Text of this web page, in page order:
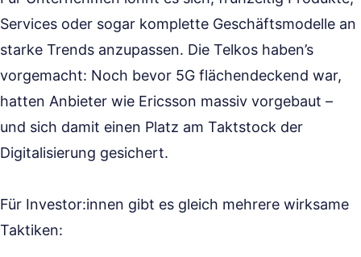
Services oder sogar komplette Geschäftsmodelle an
starke Trends anzupassen. Die Telkos haben’s
vorgemacht: Noch bevor 5G flächendeckend war,
hatten Anbieter wie Ericsson massiv vorgebaut –
und sich damit einen Platz am Taktstock der
Digitalisierung gesichert.
Für Investor:innen gibt es gleich mehrere wirksame
Taktiken: